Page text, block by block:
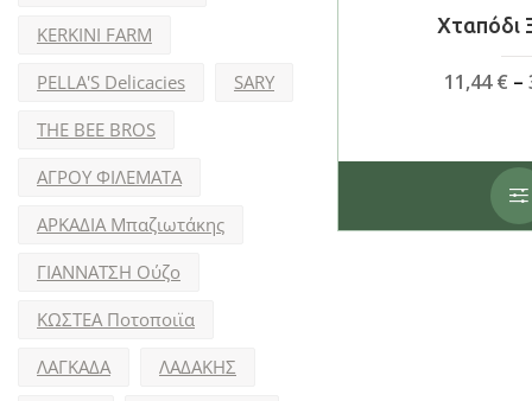
KERKINI FARM
PELLA'S Delicacies
SARY
THE BEE BROS
ΑΓΡΟΥ ΦΙΛΕΜΑΤΑ
ΑΡΚΑΔΙΑ Μπαζιωτάκης
ΓΙΑΝΝΑΤΣΗ Ούζο
ΚΩΣΤΕΑ Ποτοποιϊα
ΛΑΓΚΑΔΑ
ΛΑΔΑΚΗΣ
Χταπόδι
11,44€ –